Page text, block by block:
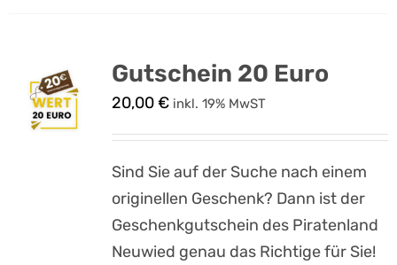
Gutschein 20 Euro
20,00€ inkl. 19% MwST
Sind Sie auf der Suche nach einem
originellen Geschenk? Dann ist der
Geschenkgutschein des Piratenland
Neuwied genau das Richtige für Sie!